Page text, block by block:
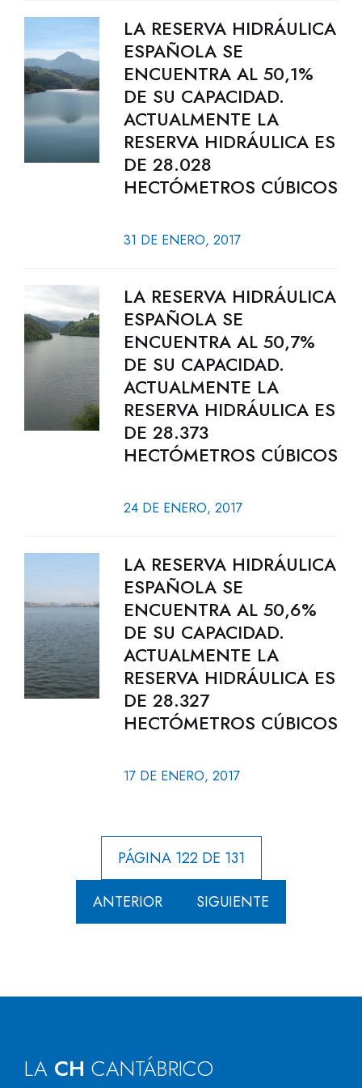
LA RESERVA HIDRÁULICA
ESPAÑOLA SE
ENCUENTRA AL 50,1%
DE SU CAPACIDAD.
ACTUALMENTE LA
RESERVA HIDRÁULICA ES
DE 28.028
HECTÓMETROS CÚBICOS
31 DE ENERO, 2017
LA RESERVA HIDRÁULICA
ESPAÑOLA SE
ENCUENTRA AL 50,7%
DE SU CAPACIDAD.
ACTUALMENTE LA
RESERVA HIDRÁULICA ES
DE 28.373
HECTÓMETROS CÚBICOS
24 DE ENERO, 2017
LA RESERVA HIDRÁULICA
ESPAÑOLA SE
ENCUENTRA AL 50,6%
DE SU CAPACIDAD.
ACTUALMENTE LA
RESERVA HIDRÁULICA ES
DE 28.327
HECTÓMETROS CÚBICOS
17 DE ENERO, 2017
PÁGINA 122 DE 131
ANTERIOR SIGUIENTE
LA CH CANTÁBRICO